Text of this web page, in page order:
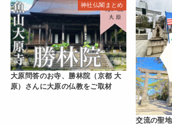
神社仏閣まとめ
大原問答のお寺、勝林院（京都 大
原）さんに大原の仏教をご取材
交流の聖